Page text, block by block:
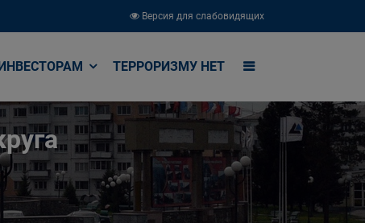
Версия для слабовидящих
ТЕРРОРИЗМУ НЕТ